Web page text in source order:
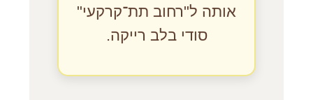
אותה ל"רחוב תת־קרקעי"
סודי בלב רייקה.